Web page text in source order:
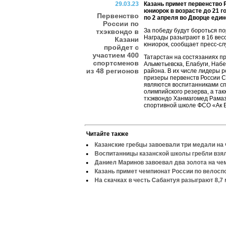
29.03.23
Первенство
России по
тхэквондо в
Казани
пройдет с
участием 400
спортсменов
из 48 регионов
Казань примет
юниорок в возрасте до 21
по 2 апреля во Дворце
За победу будут бороться
Награды разыграют в 16
юниорок, сообщает пресс-
Татарстан на состязаниях
Альметьевска, Елабуги,
района. В их числе лидеры
призеры первенств России
являются воспитанниками
олимпийского резерва, а
тхэквондо Ханмагомед
спортивной школе ФСО «Ак
Читайте также
Казанские гребцы завоевали три медали
Воспитанницы казанской школы гребли
Даниел Маринов завоевал два золота на
Казань примет чемпионат России по
На скачках в честь Сабантуя разыграют